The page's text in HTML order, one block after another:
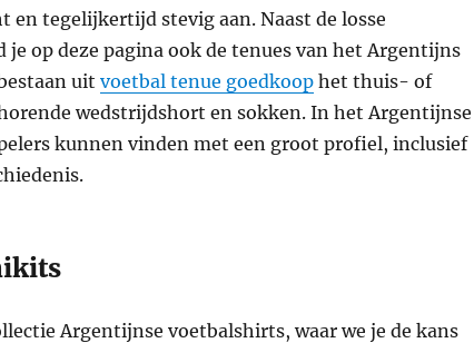
en tegelijkertijd stevig aan. Naast de losse
op deze pagina ook de tenues van het Argentijns
uit voetbal tenue goedkoophet thuis- of
wedstrijdshort en sokken. In het Argentijnse
kunnen vinden met een groot profiel, inclusief
Argentijnse voetbalshirts, waar we je de kans